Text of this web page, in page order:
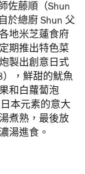
佐藤順（Shun
於總廚 Shun 父
地米芝蓮食府
定期推出特色菜
製出創意日式
），鮮甜的魷魚
和白蘿蔔泡
本元素的意大
煮熟， 最後放
湯進食。